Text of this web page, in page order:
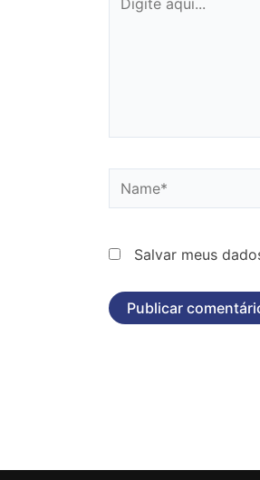
aqui...
Name*
Salvar meus